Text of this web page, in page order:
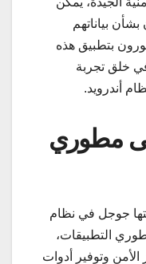
بياناتهم
بتطبيق هذه
في خلق تجربة
أندرويد.
مطوري
جوجل في نظام
التطبيقات،
وتوفير أدوات